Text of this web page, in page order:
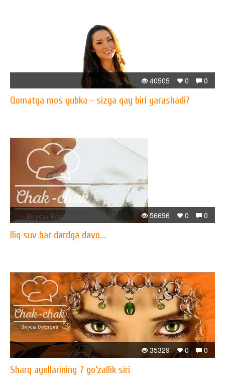
0
0
40505
​Qomatga mos yubka - sizga qay biri yarashadi?
0
0
56696
Iliq suv har dardga davo...
0
0
35329
Sharq ayollarining 7 go‘zallik siri